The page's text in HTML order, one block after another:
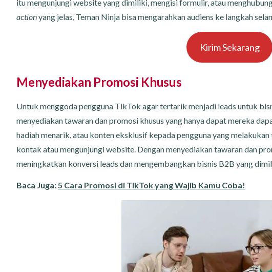
itu mengunjungi website yang dimiliki, mengisi formulir, atau
actionyang jelas, Teman Ninja bisa mengarahkan audiens ke langkah
Kirim Sekarang
Menyediakan Promosi Khusus
Untuk menggoda pengguna TikTok agar tertarik menjadi leads untuk
menyediakan tawaran dan promosi khusus yang hanya dapat mereka
hadiah menarik, atau konten eksklusif kepada pengguna yang
kontak atau mengunjungi website. Dengan menyediakan tawaran dan
meningkatkan konversi leads dan mengembangkan bisnis B2B yang
Baca Juga:5 Cara Promosi di TikTok yang Wajib Kamu Coba!